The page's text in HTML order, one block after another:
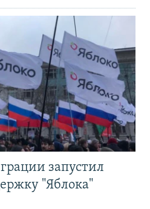
запустил
"Яблока"